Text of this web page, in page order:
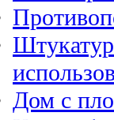
Дом с